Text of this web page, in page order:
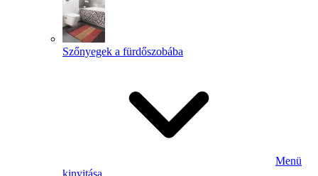
Szőnyegek a fürdőszobába
Menü
kinyitása